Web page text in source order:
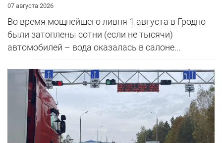
07 августа 2026
Во время мощнейшего ливня 1 августа в Гродно
были затоплены сотни (если не тысячи)
автомобилей – вода оказалась в салоне...